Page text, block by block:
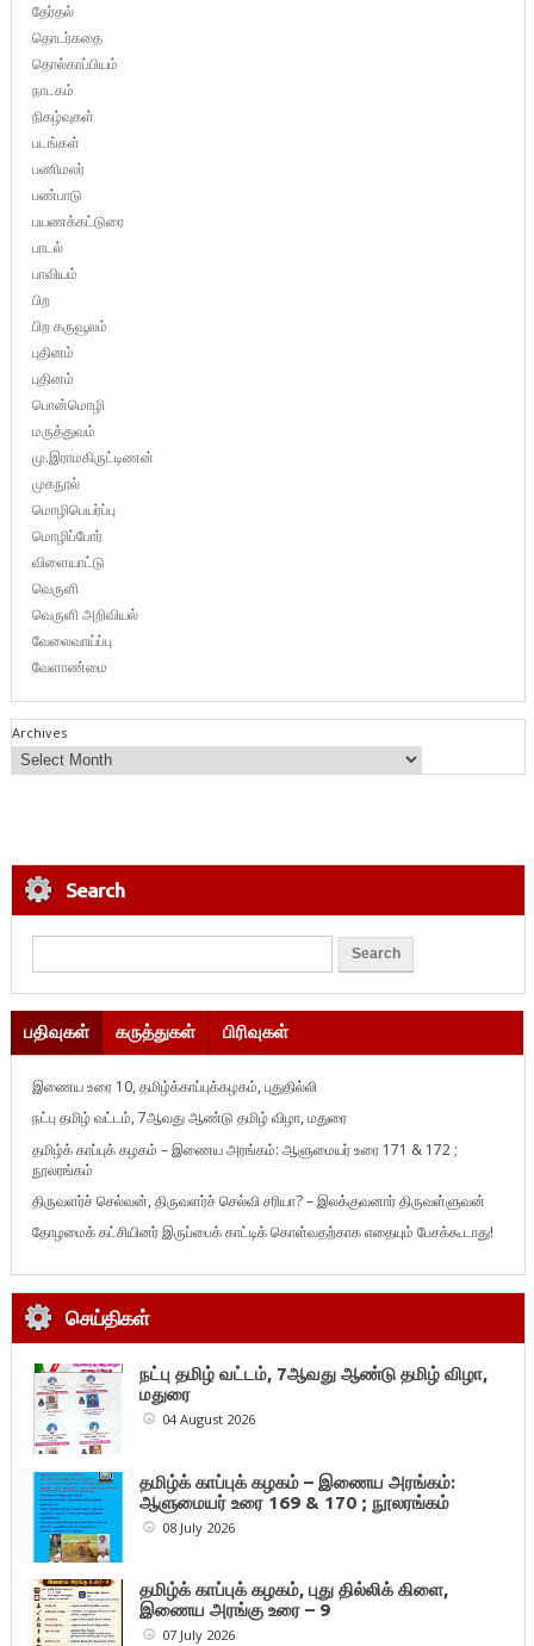
தேர்தல்
தொடர்கதை
தொல்காப்பியம்
நாடகம்
நிகழ்வுகள்
படங்கள்
பணிமலர்
பண்பாடு
பயணக்கட்டுரை
பாடல்
பாவியம்
பிற
பிற கருவூலம்
புதினம்
புதினம்
பொன்மொழி
மருத்துவம்
மு.இராமகிருட்டிணன்
முகநூல்
மொழிபெயர்ப்பு
மொழிப்போர்
விளையாட்டு
வெருளி
வெருளி அறிவியல்
வேலைவாய்ப்பு
வேளாண்மை
Archives
Search
பதிவுகள் கருத்துகள் பிரிவுகள்
இணைய உரை 10, தமிழ்க்காப்புக்கழகம், புதுதில்லி
நட்பு தமிழ் வட்டம், 7ஆவது ஆண்டு தமிழ் விழா, மதுரை
தமிழ்க் காப்புக் கழகம் – இணைய அரங்கம்: ஆளுமையர் உரை 171 & 172 ;
நூலரங்கம்
திருவளர்ச் செல்வன், திருவளர்ச் செல்வி சரியா? – இலக்குவனார் திருவள்ளுவன்
தோழமைக் கட்சியினர் இருப்பைக் காட்டிக் கொள்வதற்காக எதையும் பேசக்கூடாது!
செய்திகள்
நட்பு தமிழ் வட்டம், 7ஆவது ஆண்டு தமிழ் விழா,
மதுரை
04 August 2026
தமிழ்க் காப்புக் கழகம் – இணைய அரங்கம்:
ஆளுமையர் உரை 169 & 170 ; நூலரங்கம்
08 July 2026
தமிழ்க் காப்புக் கழகம், புது தில்லிக் கிளை,
இணைய அரங்கு உரை – 9
07 July 2026